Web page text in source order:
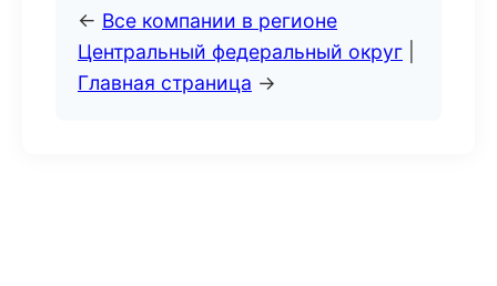
← Все компании в регионе
Центральный федеральный округ
Главная страница →